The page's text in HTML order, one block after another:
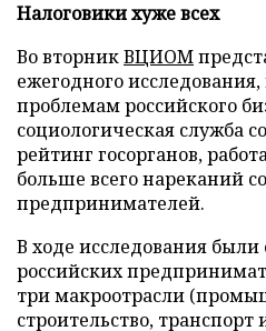
Налоговики хуже всех
Во вторникВЦИОМ
ежегодного
проблемам российского
социологическая служба
рейтинг госорганов,
больше всего нареканий
предпринимателей.
В ходе исследования
российских
три макроотрасли
строительство, транспорт